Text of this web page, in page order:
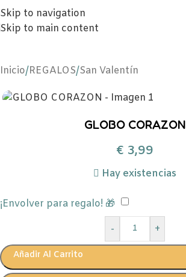
Skip to navigation
Skip to main content
Inicio/REGALOS/San Valentín
GLOBO CORAZON
€ 3,99
Hay existencias
¡Envolver para regalo! 🎁
-
+
Añadir Al Carrito